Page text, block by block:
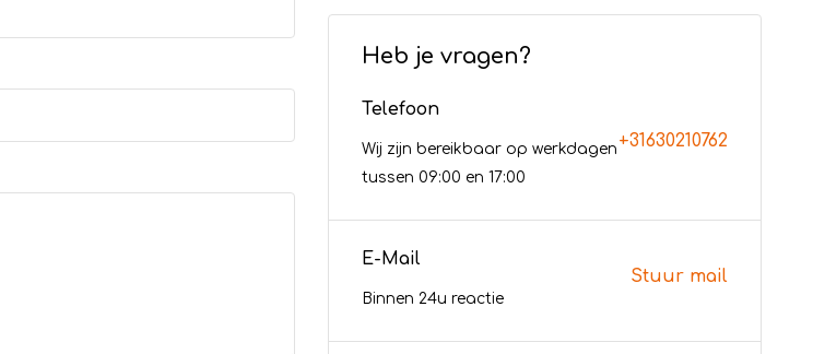
Heb je vragen?
Telefoon
Wij zijn bereikbaar op werkdagen
tussen 09:00 en 17:00
+31630210762
E-Mail
Binnen 24u reactie
Stuur mail